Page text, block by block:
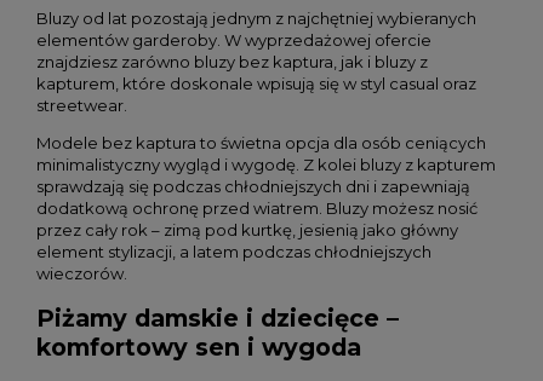
Bluzy od lat pozostają jednym z najchętniej wybieranych
elementów garderoby. W wyprzedażowej ofercie
znajdziesz zarówno bluzy bez kaptura, jak i bluzy z
kapturem, które doskonale wpisują się w styl casual oraz
streetwear.
Modele bez kaptura to świetna opcja dla osób ceniących
minimalistyczny wygląd i wygodę. Z kolei bluzy z kapturem
sprawdzają się podczas chłodniejszych dni i zapewniają
dodatkową ochronę przed wiatrem. Bluzy możesz nosić
przez cały rok – zimą pod kurtkę, jesienią jako główny
element stylizacji, a latem podczas chłodniejszych
wieczorów.
Piżamy damskie i dziecięce –
komfortowy sen i wygoda